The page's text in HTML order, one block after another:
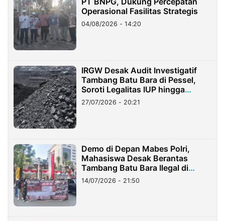
Operasional Fasilitas Strategis
04/08/2026 - 14:20
IRGW Desak Audit Investigatif
Tambang Batu Bara di Pessel,
Soroti Legalitas IUP hingga
Stockpile
27/07/2026 - 20:21
Demo di Depan Mabes Polri,
Mahasiswa Desak Berantas
Tambang Batu Bara Ilegal di
Lampung
14/07/2026 - 21:50